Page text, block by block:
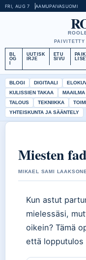
FRI, AUG 7 AAMUPAIVASUOMI
BL
OG
UUTISK
IRJE
ETU
SIVU
BLOGI DIGITAALI
KULISSIEN TAKAA
MAAILMA
TALOUS
TEKNIIKKA
YHTEISKUNTA JA SÄÄNTELY
Miesten
MIKAEL SAMI
Kun astut
mielessäsi,
oikein? Tämä
että lopputulos